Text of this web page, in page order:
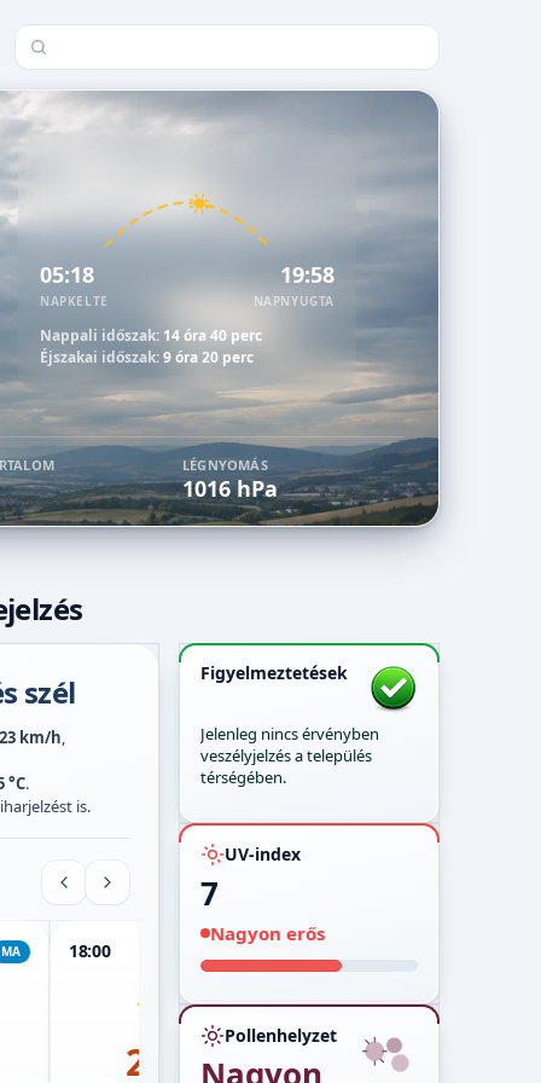
Település keresése
05:18
NAPKELTE
19:58
NAPNYUGTA
Nappali időszak: 14 óra 40 perc
Éjszakai időszak:9 óra 20 perc
LÉGNYOMÁS
1016 hPa
szél
23 km/h,
°C.
is.
MA 18:00
29° 28°
Figyelmeztetések
Jelenleg nincs érvényben
veszélyjelzés a település
térségében.
UV-index
7
Nagyon erős
Pollenhelyzet
Nagyon